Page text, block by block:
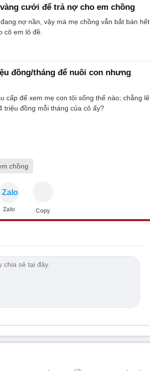
cưới để trả nợ cho em chồng
nợ nần, vậy mà mẹ chồng vẫn bắt bán hết
cô em lô đề.
đồng/tháng để nuôi con nhưng
cấp để xem mẹ con tôi sống thế nào; chẳng lẽ
triệu đồng mỗi tháng của cô ấy?
chồng
Zalo
Zalo Copy